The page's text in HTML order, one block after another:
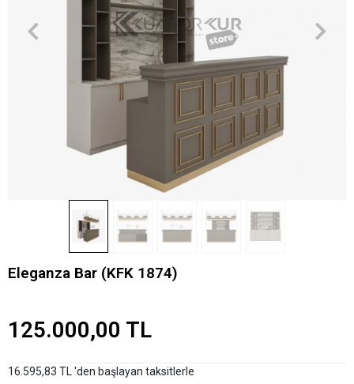
Eleganza Bar (KFK 1874)
125.000,00 TL
16.595,83 TL 'den başlayan taksitlerle